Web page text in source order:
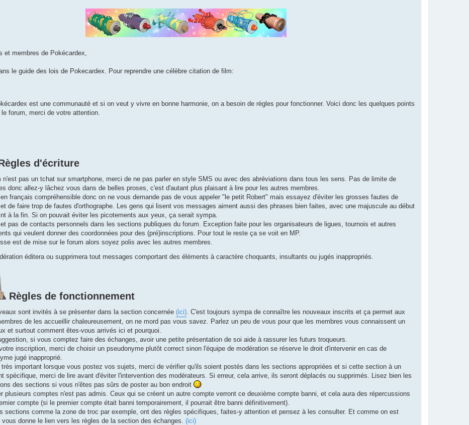
et membres de Pokécardex,
le guide des lois de Pokecardex. Pour reprendre une célèbre citation de film:
est une communauté et si on veut y vivre en bonne harmonie, on a besoin de règles pour fonctionner. Voici donc les quelques points
forum, merci de votre attention.
d'écriture
n'est pas un tchat sur smartphone, merci de ne pas parler en style SMS ou avec des abréviations dans tous les sens. Pas de limite de
donc allez-y lâchez vous dans de belles proses, c'est d'autant plus plaisant à lire pour les autres membres.
français compréhensible donc on ne vous demande pas de vous appeler "le petit Robert" mais essayez d'éviter les grosses fautes de
de faire trop de fautes d'orthographe. Les gens qui lisent vos messages aiment aussi des phrases bien faites, avec une majuscule au début
à la fin. Si on pouvait éviter les picotements aux yeux, ça serait sympa.
pas de contacts personnels dans les sections publiques du forum. Exception faite pour les organisateurs de ligues, tournois et autres
qui veulent donner des coordonnées pour des (pré)inscriptions. Pour tout le reste ça se voit en MP.
est de mise sur le forum alors soyez polis avec les autres membres.
éditera ou supprimera tout messages comportant des éléments à caractère choquants, insultants ou jugés inappropriés.
Règles de fonctionnement
sont invités à se présenter dans la section concernée (ici) . C'est toujours sympa de connaître les nouveaux inscrits et ça permet aux
de les accueillir chaleureusement, on ne mord pas vous savez. Parlez un peu de vous pour que les membres vous connaissent un
et surtout comment êtes-vous arrivés ici et pourquoi.
si vous comptez faire des échanges, avoir une petite présentation de soi aide à rassurer les futurs troqueurs.
inscription, merci de choisir un pseudonyme plutôt correct sinon l'équipe de modération se réserve le droit d'intervenir en cas de
jugé inapproprié.
très important lorsque vous postez vos sujets, merci de vérifier qu'ils soient postés dans les sections appropriées et si cette section à un
spécifique, merci de lire avant d'éviter l'intervention des modérateurs. Si erreur, cela arrive, ils seront déplacés ou supprimés. Lisez bien les
des sections si vous n'êtes pas sûrs de poster au bon endroit
plusieurs comptes n'est pas admis. Ceux qui se créent un autre compte verront ce deuxième compte banni, et cela aura des répercussions
compte (si le premier compte était banni temporairement, il pourrait être banni définitivement).
sections comme la zone de troc par exemple, ont des règles spécifiques, faites-y attention et pensez à les consulter. Et comme on est
vous donne le lien vers les règles de la section des échanges. (ici)